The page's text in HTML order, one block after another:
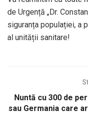
de Urgență „Dr.
siguranța populației, a
al unității sanitare!
Nuntă cu 300 de
sau Germania care